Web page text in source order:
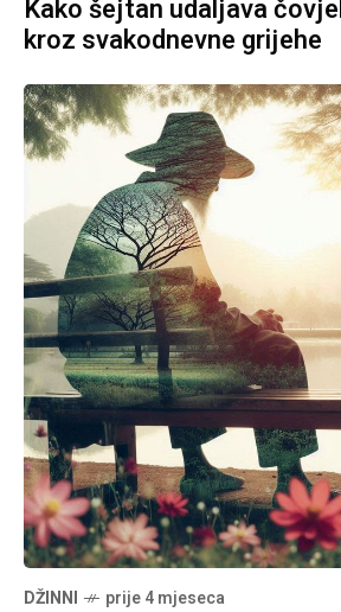
Kako šejtan udaljava
kroz svakodnevne grijehe
DŽINNI prije 4 mjeseca